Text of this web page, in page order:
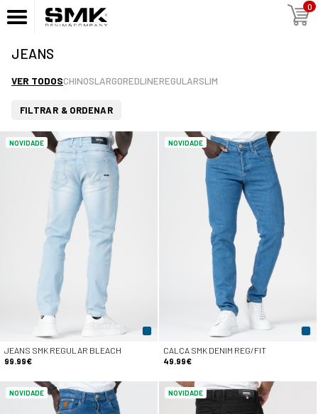
0
JEANS
VER TODOSCHINOSLARGOREDLINEREGULARSLIM
FILTRAR & ORDENAR
NOVIDADE
JEANS SMK REGULAR BLEACH
99.99€
NOVIDADE
CALÇA SMK DENIM REG/FIT
49.99€
NOVIDADE NOVIDADE